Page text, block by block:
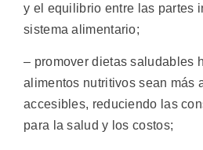
y el equilibrio entre las partes
sistema alimentario;
– promover dietas saludables
alimentos nutritivos sean más
accesibles, reduciendo las
para la salud y los costos;